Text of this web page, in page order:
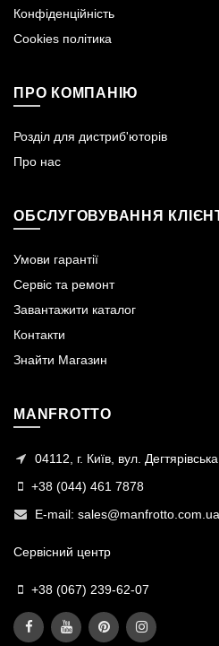
Конфіденційність
Cookies політика
ПРО КОМПАНІЮ
Розділ для дистриб'юторів
Про нас
ОБСЛУГОВУВАННЯ
Умови гарантії
Сервіс та ремонт
Завантажити каталог
Контакти
Знайти Магазин
MANFROTTO
04112, г. Київ, вул.
+38 (044) 461 7878
E-mail: sales@manfrotto.com.ua
Сервісний центр
+38 (067) 239-62-07